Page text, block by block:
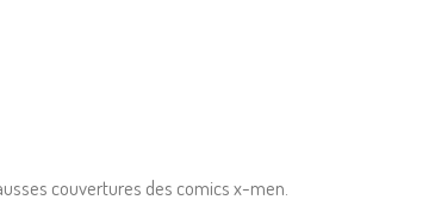
couvertures des comics x-men.